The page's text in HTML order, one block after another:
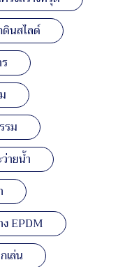
นสไลด์
รม
ายน้ำ
EPDM
เล่น